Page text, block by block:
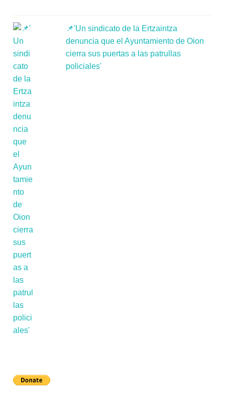
📌'Un sindicato de la Ertzaintza
denuncia que el Ayuntamiento de Oion
cierra sus puertas a las patrullas
policiales'